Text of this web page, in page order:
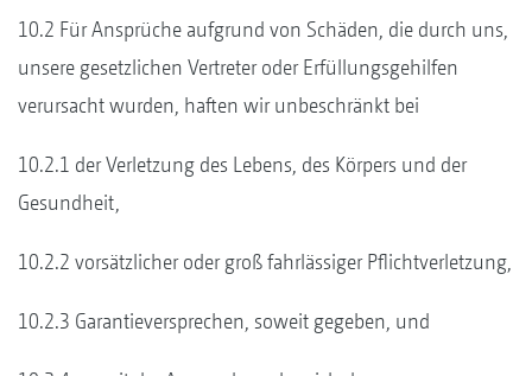
10.2 Für Ansprüche aufgrund von Schäden, die durch uns,
unsere gesetzlichen Vertreter oder Erfüllungsgehilfen
verursacht wurden, haften wir unbeschränkt bei
10.2.1 der Verletzung des Lebens, des Körpers und der
Gesundheit,
10.2.2 vorsätzlicher oder groß fahrlässiger Pflichtverletzung,
10.2.3 Garantieversprechen, soweit gegeben, und